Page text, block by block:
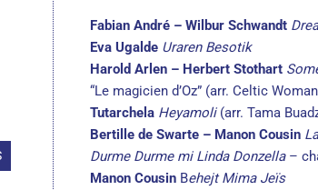
Fabian André – Wilbur Schwandt
Eva Ugalde Uraren Besotik
Harold Arlen – Herbert Stothart
“Le magicien d’Oz” (arr. Celtic
Tutarchela Heyamoli(arr. Tama
Bertille de Swarte – Manon Cousin
Durme Durme mi Linda Donzella –
Manon Cousin Behejt Mima Jeïs